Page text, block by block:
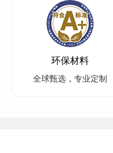
环保材料
全球甄选，专业定制